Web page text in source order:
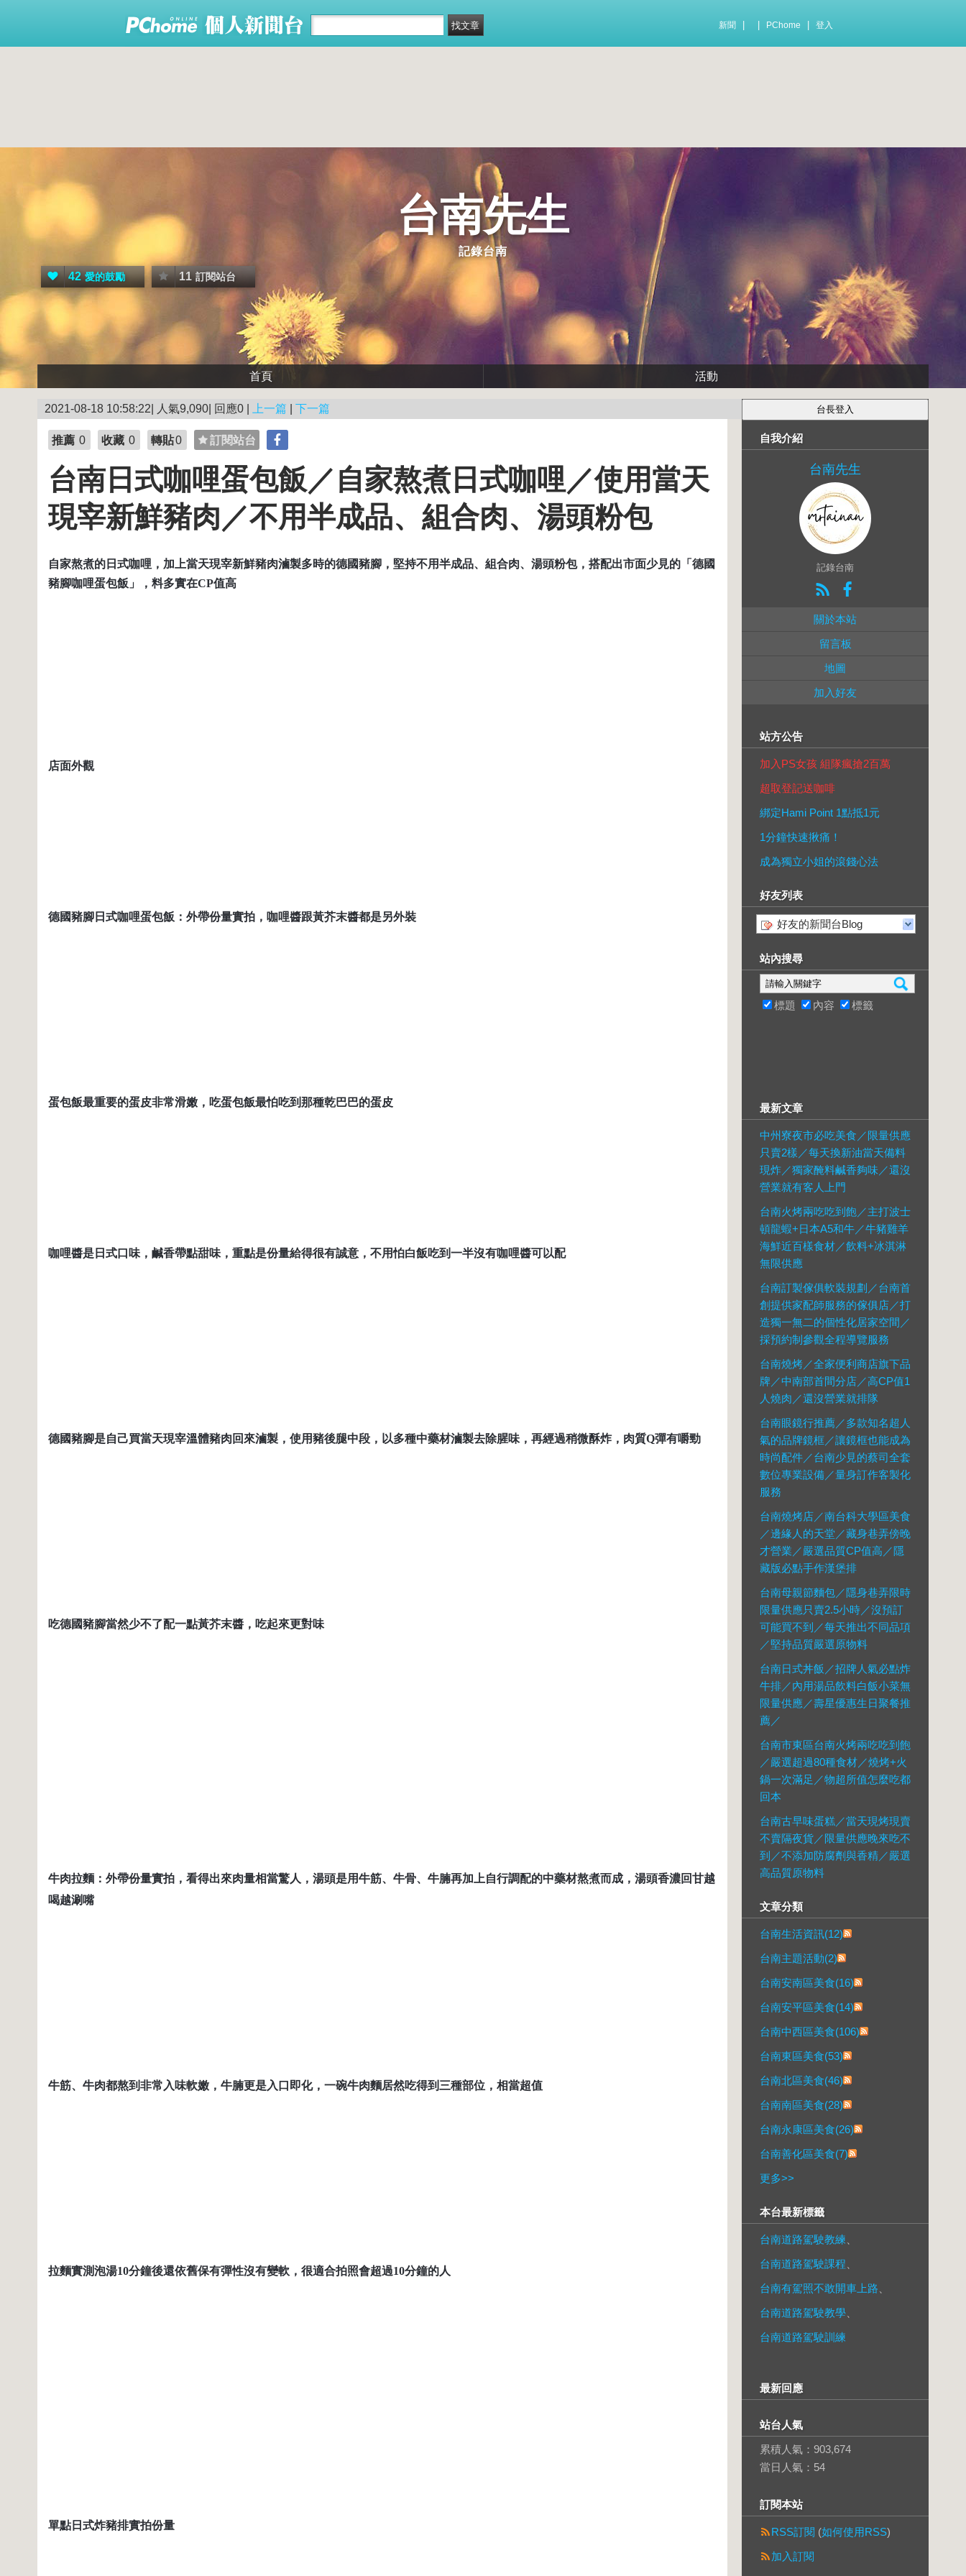
新聞 PChome 登入
台南先生
記錄台南
42 愛的鼓勵 11 訂閱站台
首頁 活動
2021-08-18 10:58:22| 人氣9,090| 回應0 | 上一篇 下一篇
推薦 0 收藏 0 轉貼0 訂閱站台
台南日式咖哩蛋包飯／自家熬煮日式咖哩／使用當天
現宰新鮮豬肉／不用半成品、組合肉、湯頭粉包
自家熬煮的日式咖哩，加上當天現宰新鮮豬肉滷製多時的德國豬腳，堅持不用半成品、組合肉、湯頭粉包，搭配出市面少見的「德國
豬腳咖哩蛋包飯」，料多實在CP值高
店面外觀
德國豬腳日式咖哩蛋包飯：外帶份量實拍，咖哩醬跟黃芥末醬都是另外裝
蛋包飯最重要的蛋皮非常滑嫩，吃蛋包飯最怕吃到那種乾巴巴的蛋皮
咖哩醬是日式口味，鹹香帶點甜味，重點是份量給得很有誠意，不用怕白飯吃到一半沒有咖哩醬可以配
德國豬腳是自己買當天現宰溫體豬肉回來滷製，使用豬後腿中段，以多種中藥材滷製去除腥味，再經過稍微酥炸，肉質Q彈有嚼勁
吃德國豬腳當然少不了配一點黃芥末醬，吃起來更對味
牛肉拉麵：外帶份量實拍，看得出來肉量相當驚人，湯頭是用牛筋、牛骨、牛腩再加上自行調配的中藥材熬煮而成，湯頭香濃回甘越
喝越涮嘴
牛筋、牛肉都熬到非常入味軟嫩，牛腩更是入口即化，一碗牛肉麵居然吃得到三種部位，相當超值
拉麵實測泡湯10分鐘後還依舊保有彈性沒有變軟，很適合拍照會超過10分鐘的人
單點日式炸豬排實拍份量
自我介紹
台南先生
記錄台南
關於本站
留言板
地圖
加入好友
站方公告
加入PS女孩 組隊瘋搶2百萬
超取登記送咖啡
綁定Hami Point 1點抵1元
1分鐘快速揪痛！
成為獨立小姐的滾錢心法
好友列表
好友的新聞台Blog
站內搜尋
標題 內容 標籤
最新文章
中州寮夜市必吃美食／限量供應
只賣2樣／每天換新油當天備料
現炸／獨家醃料鹹香夠味／還沒
營業就有客人上門
台南火烤兩吃吃到飽／主打波士
頓龍蝦+日本A5和牛／牛豬雞羊
海鮮近百樣食材／飲料+冰淇淋
無限供應
台南訂製傢俱軟裝規劃／台南首
創提供家配師服務的傢俱店／打
造獨一無二的個性化居家空間／
採預約制參觀全程導覽服務
台南燒烤／全家便利商店旗下品
牌／中南部首間分店／高CP值1
人燒肉／還沒營業就排隊
台南眼鏡行推薦／多款知名超人
氣的品牌鏡框／讓鏡框也能成為
時尚配件／台南少見的蔡司全套
數位專業設備／量身訂作客製化
服務
台南燒烤店／南台科大學區美食
／邊緣人的天堂／藏身巷弄傍晚
才營業／嚴選品質CP值高／隱
藏版必點手作漢堡排
台南母親節麵包／隱身巷弄限時
限量供應只賣2.5小時／沒預訂
可能買不到／每天推出不同品項
／堅持品質嚴選原物料
台南日式丼飯／招牌人氣必點炸
牛排／內用湯品飲料白飯小菜無
限量供應／壽星優惠生日聚餐推
薦／
台南市東區台南火烤兩吃吃到飽
／嚴選超過80種食材／燒烤+火
鍋一次滿足／物超所值怎麼吃都
回本
台南古早味蛋糕／當天現烤現賣
不賣隔夜貨／限量供應晚來吃不
到／不添加防腐劑與香精／嚴選
高品質原物料
文章分類
台南生活資訊(12)
台南主題活動(2)
台南安南區美食(16)
台南安平區美食(14)
台南中西區美食(106)
台南東區美食(53)
台南北區美食(46)
台南南區美食(28)
台南永康區美食(26)
台南善化區美食(7)
更多>>
本台最新標籤
台南道路駕駛教練
台南道路駕駛課程
台南有駕照不敢開車上路
台南道路駕駛教學
台南道路駕駛訓練
最新回應
站台人氣
累積人氣： 903,674
當日人氣： 54
訂閱本站
RSS訂閱 (如何使用RSS)
加入訂閱